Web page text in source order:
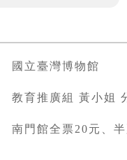
國立臺灣博物館
教育推廣組 黃小姐
南門館全票20元、